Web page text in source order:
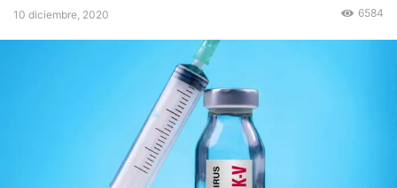
10 diciembre, 2020 6584